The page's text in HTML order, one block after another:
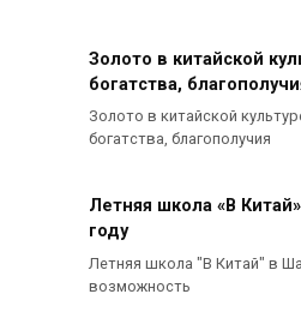
Золото в китайской
богатства,
Золото в китайской
богатства, благополучия
Летняя школа «В
году
Летняя школа "В Китай" в
возможность